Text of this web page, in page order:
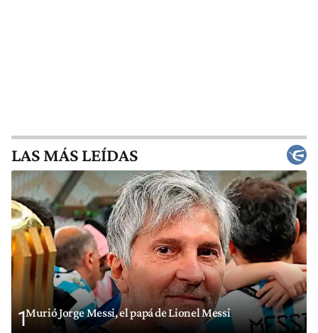
LAS MÁS LEÍDAS
1Murió Jorge Messi, el papá de Lionel Messi